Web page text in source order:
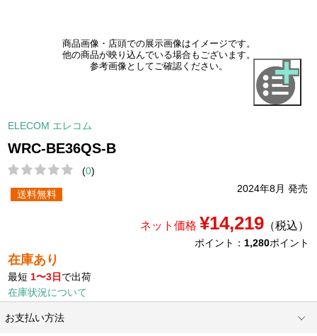
商品画像・店頭での展示画像はイメージです。
他の商品が映り込んでいる場合もございます。
参考画像としてご確認ください。
ELECOM エレコム
WRC-BE36QS-B
(0)
2024年8月 発売
送料無料
ネット価格 ¥14,219（税込）
ポイント： 1,280ポイント
在庫あり
最短 1〜3日 で出荷
在庫状況について
お支払い方法